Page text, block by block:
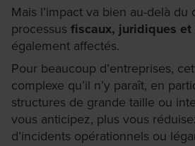
Mais l’impact va bien au-delà du
processus fiscaux, juridiques
également affectés.
Pour beaucoup d’entreprises,
complexe qu’il n’y paraît, en
structures de grande taille ou
vous anticipez, plus vous
d’incidents opérationnels ou